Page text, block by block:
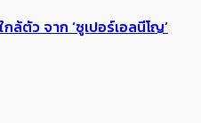
ล้ตัว จาก ‘ซูเปอร์เอลนีโญ’